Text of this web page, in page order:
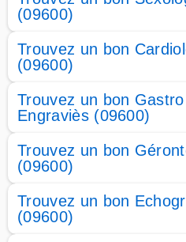
(09600)
Trouvez un bon
(09600)
Trouvez un bon
Engraviès (09600)
Trouvez un bon
(09600)
Trouvez un bon
(09600)